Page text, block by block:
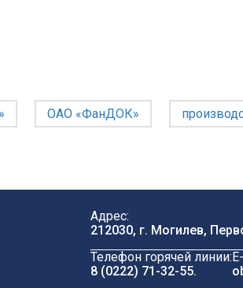
ОАО «ФанДОК»
Адрес:
212030, г. Могилев,
Телефон горячей линии:
8 (0222) 71-32-55.